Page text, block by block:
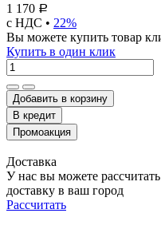
1 170 Р
с НДС • 22%
Вы можете купить товар
Купить в один клик
Добавить в корзину
Доставка
У нас вы можете рассчитать
доставку в ваш город
Рассчитать